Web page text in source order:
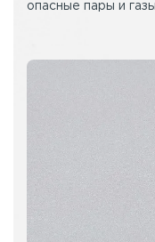
опасные пары и газы.